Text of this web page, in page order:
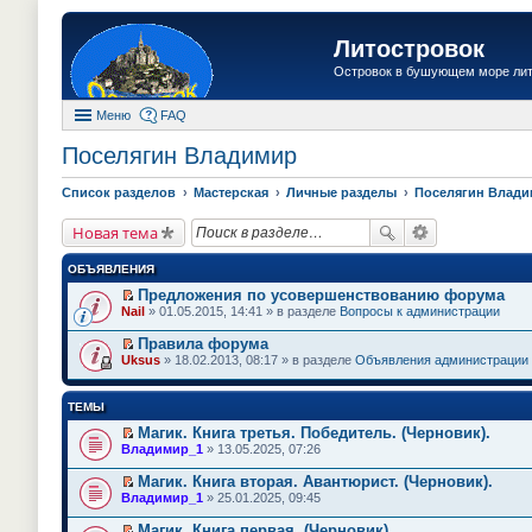
Литостровок
Островок в бушующем море
Меню FAQ
Поселягин Владимир
Список разделов Мастерская Личные разделы Поселягин
Новая тема
ОБЪЯВЛЕНИЯ
П
р
е
й
т
и
п
е
р
о
м
у
н
Предложения по усовершенствованию форума
Nail » 01.05.2015, 14:41 » в разделе Вопросы к администрации
П
р
т
и
к
п
е
р
о
Правила форума
Uksus » 18.02.2013, 08:17 » в разделе Объявления администрации
ТЕМЫ
П
р
е
й
т
Магик. Книга третья. Победитель. (Черновик).
Владимир_1 » 13.05.2025, 07:26
П
р
Магик. Книга вторая. Авантюрист. (Черновик).
Владимир_1 » 25.01.2025, 09:45